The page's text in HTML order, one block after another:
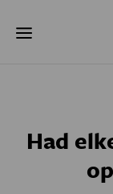
naar
Had